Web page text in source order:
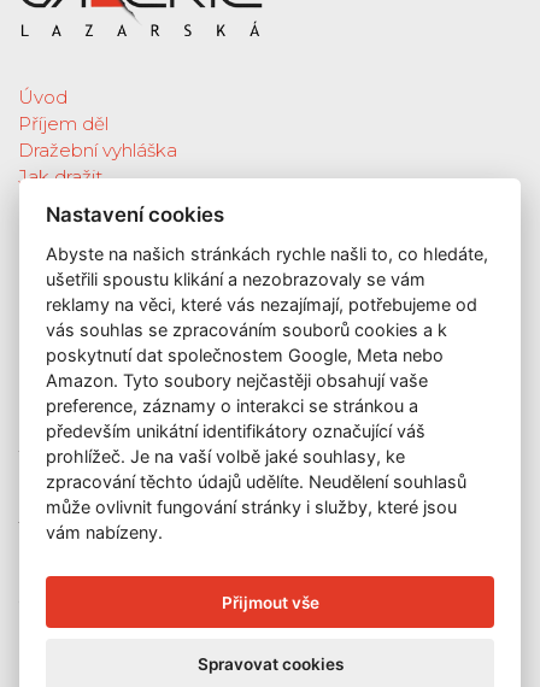
Úvod
Příjem děl
Dražební vyhláška
Jak dražit
Galerie
Katalog vydražených děl
O nás
GDPR
Kontakt
KONTAKT
GALERIE LAZARSKÁ
Lazarská 7
110 00 Praha 1
E-mail:
info@galerielazarska.cz
Telefon:
+420 222 523 739
OTEVÍRACÍ DOBA
Nastavení cookies
Abyste na našich stránkách rychle našli to, co hledáte,
ušetřili spoustu klikání a nezobrazovaly se vám
reklamy na věci, které vás nezajímají, potřebujeme od
vás souhlas se zpracováním souborů cookies a k
poskytnutí dat společnostem Google, Meta nebo
Amazon. Tyto soubory nejčastěji obsahují vaše
preference, záznamy o interakci se stránkou a
především unikátní identifikátory označující váš
prohlížeč. Je na vaší volbě jaké souhlasy, ke
zpracování těchto údajů udělíte. Neudělení souhlasů
může ovlivnit fungování stránky i služby, které jsou
vám nabízeny.
Přijmout vše
Spravovat cookies